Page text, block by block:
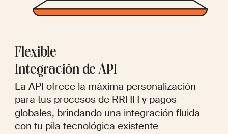
Flexible
Integración de API
La API ofrece la máxima personalización
para tus procesos de RRHH y pagos
globales, brindando una integración fluida
con tu pila tecnológica existente